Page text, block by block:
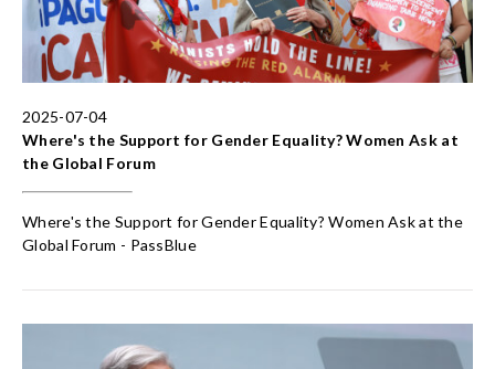
2025-07-04
Where's the Support for Gender Equality? Women Ask at
the Global Forum
Where's the Support for Gender Equality? Women Ask at the
Global Forum - PassBlue